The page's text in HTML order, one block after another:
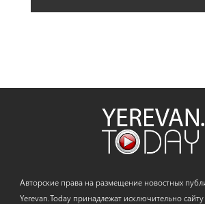
Авторские права на размещение новостных
Yerevan.Today принадлежат исключительно сайту